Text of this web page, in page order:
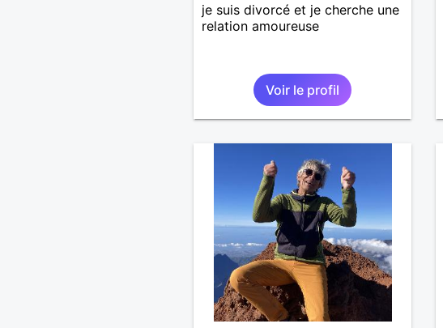
je suis divorcé et je cherche une
relation amoureuse
Voir le profil